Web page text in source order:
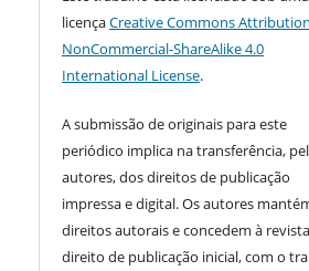
licençaCreative Commons
NonCommercial-ShareAlike 4.0
International License.
A submissão de originais para este
periódico implica na transferência,
autores, dos direitos de publicação
impressa e digital. Os autores
direitos autorais e concedem à
direito de publicação inicial, com o